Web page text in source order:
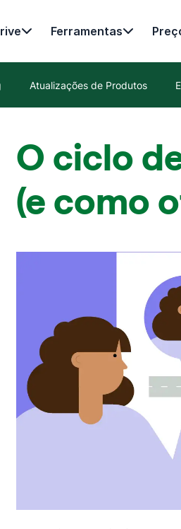
Ferramentas
Atualizações de Produtos
O ciclo
(e como